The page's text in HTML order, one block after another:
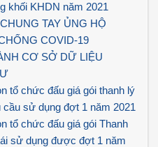
khối KHDN năm 2021
TAY ỦNG HỘ
COVID-19
CƠ SỞ DỮ LIỆU
tổ chức đấu giá gói thanh lý
sử dụng đợt 1 năm 2021
tổ chức đấu giá gói Thanh
sử dụng được đợt 1 năm